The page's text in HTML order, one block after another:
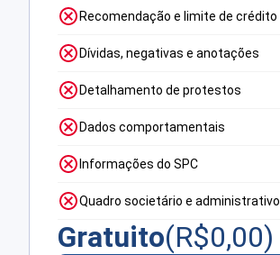
Recomendação e limite de crédito
Dívidas, negativas e anotações
Detalhamento de protestos
Dados comportamentais
Informações do SPC
Quadro societário e administrativo
Gratuito(R$0,00)